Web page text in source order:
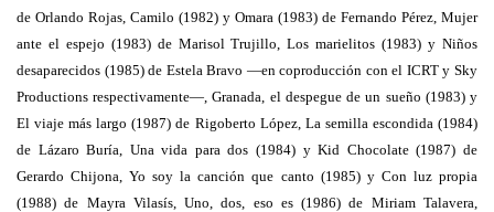
de Orlando Rojas, Camilo (1982) y Omara (1983) de Fernando Pérez, Mujer
ante el espejo (1983) de Marisol Trujillo, Los marielitos (1983) y Niños
desaparecidos (1985) de Estela Bravo —en coproducción con el ICRT y Sky
Productions respectivamente—, Granada, el despegue de un sueño (1983) y
El viaje más largo (1987) de Rigoberto López, La semilla escondida (1984)
de Lázaro Buría, Una vida para dos (1984) y Kid Chocolate (1987) de
Gerardo Chijona, Yo soy la canción que canto (1985) y Con luz propia
(1988) de Mayra Vilasís, Uno, dos, eso es (1986) de Miriam Talavera,